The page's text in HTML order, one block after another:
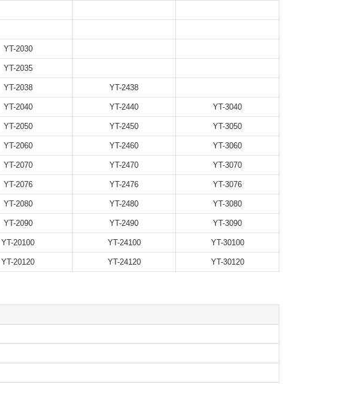
YT-2030
YT-2035
YT-2038 YT-2438
YT-2040 YT-2440 YT-3040
YT-2050 YT-2450 YT-3050
YT-2060 YT-2460 YT-3060
YT-2070 YT-2470 YT-3070
YT-2076 YT-2476 YT-3076
YT-2080 YT-2480 YT-3080
YT-2090 YT-2490 YT-3090
YT-20100 YT-24100 YT-30100
YT-20120 YT-24120 YT-30120